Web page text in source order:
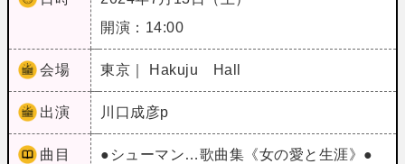
開演：14:00
会場 東京｜ Hakuju Hall
出演 川口成彦p
曲目
●シューマン…歌曲集《女の愛と生涯》●